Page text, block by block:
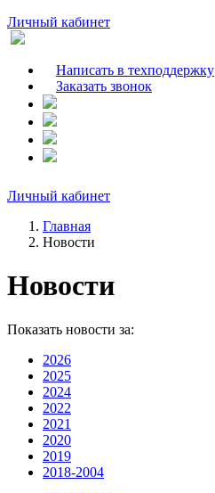
Личный кабинет
Написать в техподдержку
Заказать звонок
Личный кабинет
Главная
Новости
Новости
Показать новости за:
2026
2025
2024
2022
2021
2020
2019
2018-2004